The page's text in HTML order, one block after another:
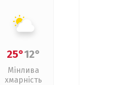
25°12°
Мінлива
хмарність